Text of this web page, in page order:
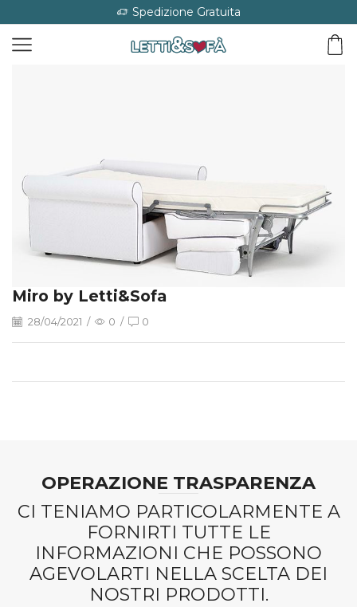
Spedizione Gratuita
Miro by Letti&Sofa
28/04/2021 / 0 / 0
OPERAZIONE TRASPARENZA
CI TENIAMO PARTICOLARMENTE A
FORNIRTI TUTTE LE
INFORMAZIONI CHE POSSONO
AGEVOLARTI NELLA SCELTA DEI
NOSTRI PRODOTTI.